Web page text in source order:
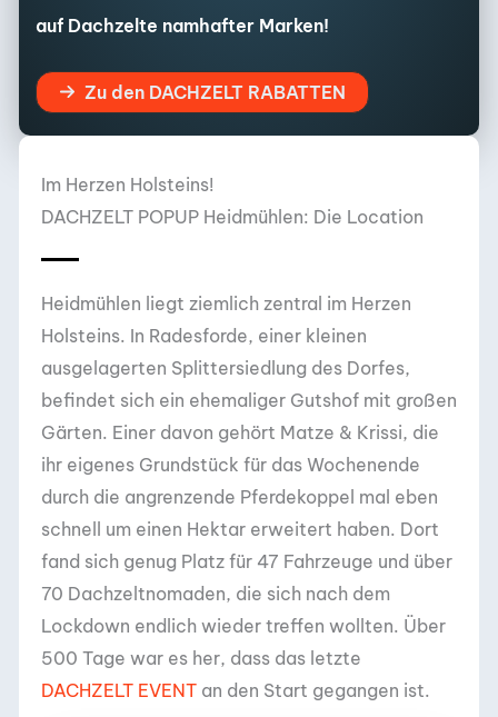
auf Dachzelte namhafter Marken!
Zu den DACHZELT RABATTEN
Im Herzen Holsteins!
DACHZELT POPUP Heidmühlen: Die Location
Heidmühlen liegt ziemlich zentral im Herzen
Holsteins. In Radesforde, einer kleinen
ausgelagerten Splittersiedlung des Dorfes,
befindet sich ein ehemaliger Gutshof mit großen
Gärten. Einer davon gehört Matze & Krissi, die
ihr eigenes Grundstück für das Wochenende
durch die angrenzende Pferdekoppel mal eben
schnell um einen Hektar erweitert haben. Dort
fand sich genug Platz für 47 Fahrzeuge und über
70 Dachzeltnomaden, die sich nach dem
Lockdown endlich wieder treffen wollten. Über
500 Tage war es her, dass das letzte
DACHZELT EVENT an den Start gegangen ist.